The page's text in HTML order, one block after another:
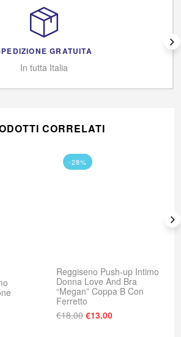
GRATUITA
In tutta Italia
CORRELATI
era: €45.00.
attuale è: €40.00.
-28%
Reggiseno Push-up Intimo
Donna Love And Bra
“Megan” Coppa B Con
Ferretto
€18.00 Il prezzo originale
€13.00Il prezzo